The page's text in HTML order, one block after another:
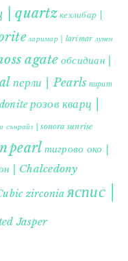
| quartzкехлибар |
ларимар | larimar лунен
agate обсидиан |
перли | Pearls пирит |
розов кварц |
сънрайз | sonora sunrise
pearl тигрово око |
| Chalcedony
zirconia яспис |
Jasper